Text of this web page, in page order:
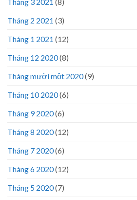
Tháng 2 2021 (3)
Tháng 1 2021 (12)
Tháng 12 2020(8)
Tháng mười một 2020(9)
Tháng 10 2020(6)
Tháng 9 2020(6)
Tháng 8 2020(12)
Tháng 7 2020(6)
Tháng 6 2020(12)
Tháng 5 2020(7)